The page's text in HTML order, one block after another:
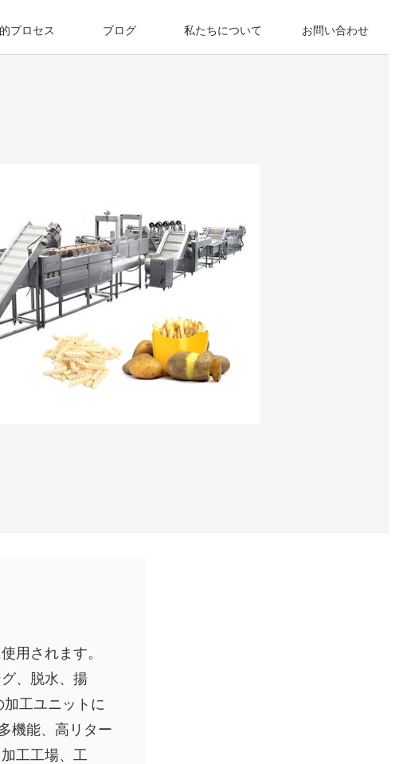
プロセス ブログ 私たちについて お問い合わせ
用されます。
、脱水、揚
工ユニットに
機能、高リター
工工場、工